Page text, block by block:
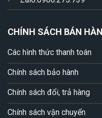
CHÍNH SÁCH BÁN
Các hình thức thanh toán
Chính sách bảo hành
Chính sách đổi, trả hàng
Chính sách vận chuyển